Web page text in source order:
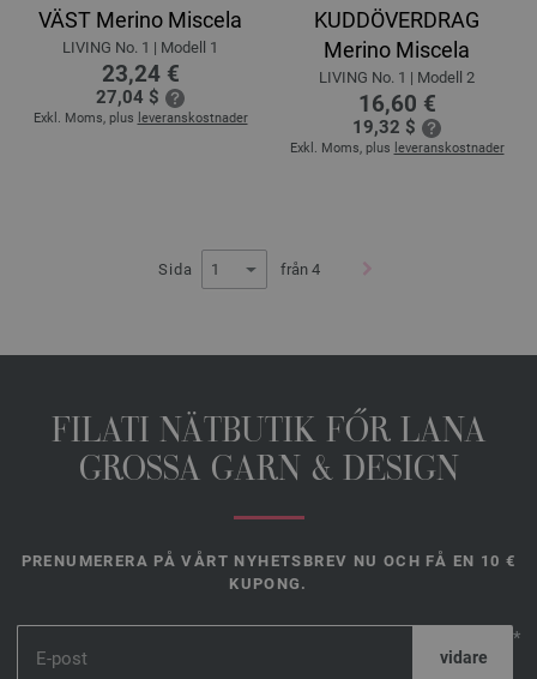
VÄST Merino Miscela
LIVING No. 1 | Modell 1
23,24 €
27,04 $
Exkl. Moms, plus leveranskostnader
KUDDÖVERDRAG
Merino Miscela
LIVING No. 1 | Modell 2
16,60 €
19,32 $
Exkl. Moms, plus leveranskostnader
Sida från 4
FILATI NÄTBUTIK FŐR LANA
GROSSA GARN & DESIGN
PRENUMERERA PÅ VÅRT NYHETSBREV NU OCH FÅ EN 10 €
KUPONG.
*